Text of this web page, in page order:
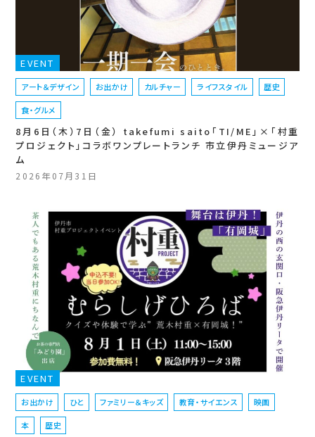
EVENT
アート＆デザイン お出かけ カルチャー ライフスタイル 歴史
食・グルメ
8月6日（木）7日（金） takefumi saito「TI/ME」×「村重
プロジェクト」コラボワンプレートランチ 市立伊丹ミュージア
ム
2026年07月31日
EVENT
お出かけ ひと ファミリー＆キッズ 教育・サイエンス 映画
本 歴史